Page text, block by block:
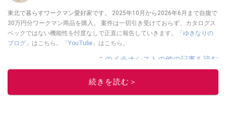
東北で暮らすワークマン愛好家です。 2025年10月から2026年6月まで自腹で
30万円分ワークマン商品を購入。 案件は一切引き受けておらず、カタログス
ペックではない機能性を忖度なしで正直に報告していきます。「 ゆきなりの
ブログ 」はこちら。「 YouTube 」はこちら。
このイチオシストの他の記事を読む
続きを読む＞